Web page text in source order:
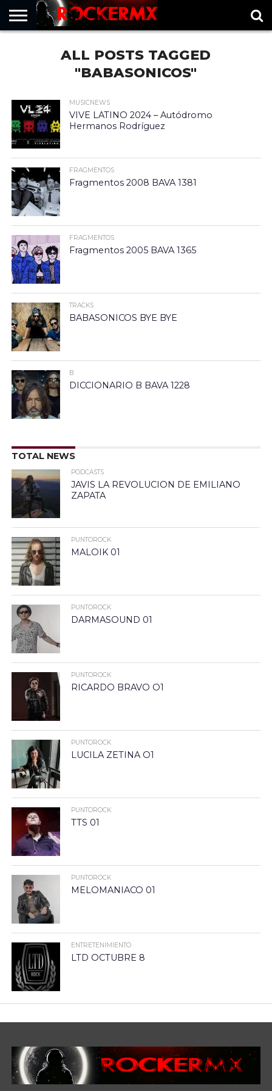
MUSICNEWS
FRAGMENTOS
ROCKERMX
BASEVARSOVIA
PUNTOROCKALL POSTS TAGGED
"BABASONICOS"
MUSICNEWS
VIVE LATINO 2024 – Autódromo
Hermanos Rodríguez
FRAGMENTOS
Fragmentos 2008 BAVA 1381
FRAGMENTOS
Fragmentos 2005 BAVA 1365
TRACKS
BABASONICOS BYE BYE
B
DICCIONARIO B BAVA 1228
TOTAL NEWS
PODCASTS
JAVIS LA REVOLUCION DE EMILIANO
ZAPATA
PUNTOROCK
MALOIK 01
PUNTOROCK
DARMASOUND 01
PUNTOROCK
RICARDO BRAVO O1
PUNTOROCK
LUCILA ZETINA O1
PUNTOROCK
TTS 01
PUNTOROCK
MELOMANIACO 01
ENTRETENIMIENTO
LTD OCTUBRE 8